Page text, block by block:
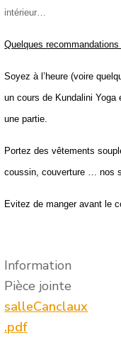
intérieur…
Quelques recommandations
Soyez à l’heure (voire
un cours de Kundalini
une partie.
Portezdes vêtements
coussin, couverture … nos
Evitez de manger avant le
Information
Pièce jointe
salleCanclaux
.pdf